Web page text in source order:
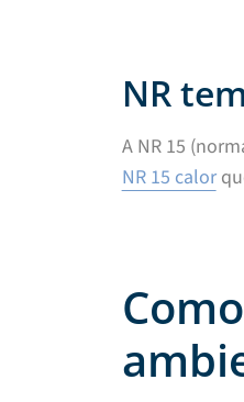
NR
A NR 15
NR 15 calor